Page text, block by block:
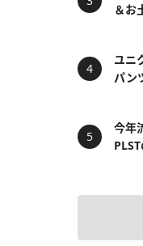
＆お
ユニ
パン
今年